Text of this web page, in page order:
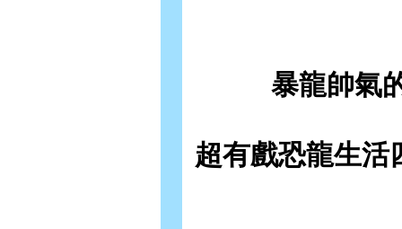
暴龍帥氣
超有戲恐龍生